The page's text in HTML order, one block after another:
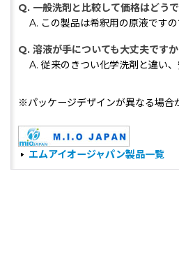
Q. 一般洗剤と比較して価格はどう
A. この製品は希釈用の原液です
Q. 溶液が手についても大丈夫ですか
A. 従来のきつい化学洗剤と違い
※パッケージデザインが異なる場合
エムアイオージャパン製品一覧